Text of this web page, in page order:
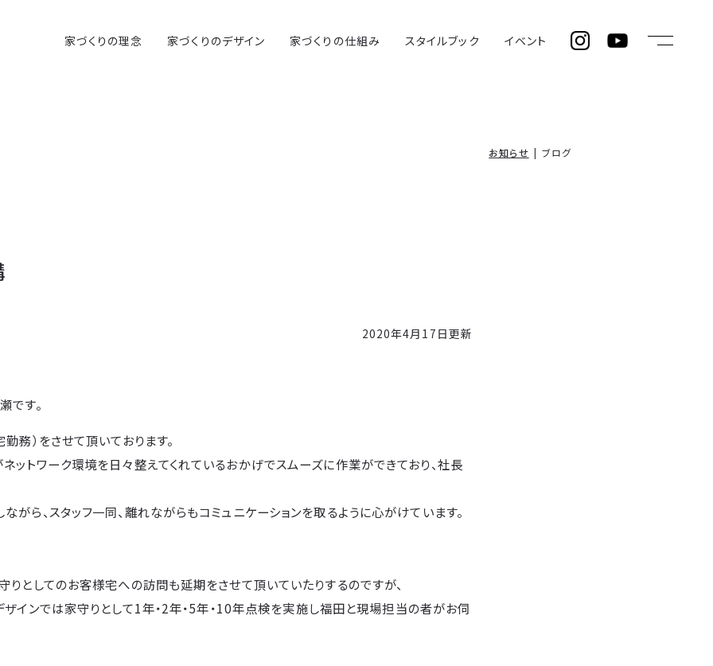
家づくりの理念 家づくりのデザイン 家づくりの仕組み スタイルブック イベント
お知らせ ブログ
2020年4月17日更新
です。
務）をさせて頂いております。
ットワーク環境を日々整えてくれているおかげでスムーズに作業ができており、社長
がら、スタッフ一同、離れながらもコミュニケーションを取るように心がけています。
りとしてのお客様宅への訪問も延期をさせて頂いていたりするのですが、
ザインでは家守りとして1年・2年・5年・10年点検を実施し福田と現場担当の者がお伺